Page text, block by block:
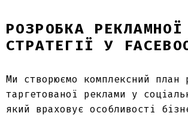
РОЗРОБКА РЕКЛАМНОЇ
СТРАТЕГІЇ У
Ми створюємо комплексний план
таргетованої реклами у
який враховує особливості